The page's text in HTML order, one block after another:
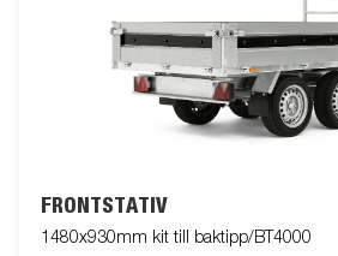
FRONTSTATIV
1480x930mm kit till baktipp/BT4000